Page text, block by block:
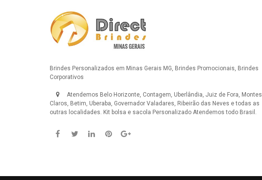
Brindes Personalizados em Minas Gerais MG, Brindes Promocionais, Brindes
Corporativos
Atendemos Belo Horizonte, Contagem, Uberlândia, Juiz de Fora, Montes
Claros, Betim, Uberaba, Governador Valadares, Ribeirão das Neves e todas as
outras localidades. Kit bolsa e sacola Personalizado Atendemos todo Brasil.